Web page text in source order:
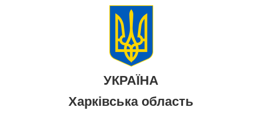
УКРАЇНА
Харківська область